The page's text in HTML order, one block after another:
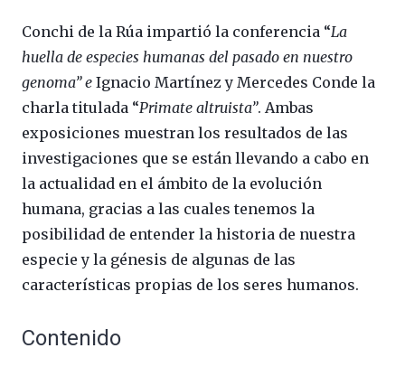
Conchi de la Rúa impartió la conferencia “La
huella de especies humanas del pasado en nuestro
genoma” e Ignacio Martínez y Mercedes Conde la
charla titulada “Primate altruista”. Ambas
exposiciones muestran los resultados de las
investigaciones que se están llevando a cabo en
la actualidad en el ámbito de la evolución
humana, gracias a las cuales tenemos la
posibilidad de entender la historia de nuestra
especie y la génesis de algunas de las
características propias de los seres humanos.
Contenido